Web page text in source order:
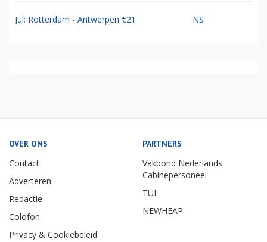
Jul: Rotterdam - Antwerpen €21 NS
OVER ONS
Contact
Adverteren
Redactie
Colofon
Privacy & Cookiebeleid
PARTNERS
Vakbond Nederlands
Cabinepersoneel
TUI
NEWHEAP